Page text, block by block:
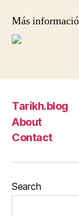
Más
Tarikh.blog
About
Contact
Search